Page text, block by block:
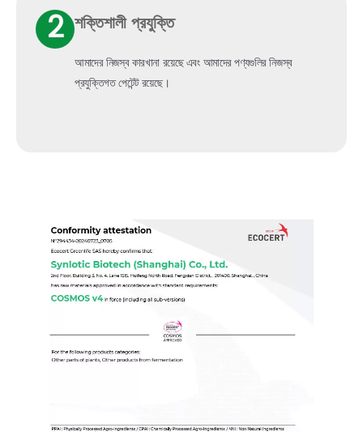
2 শক্তিশালী প্রযুক্তি
আমাদের নিজস্ব কারখানা রয়েছে এবং আমাদের পণ্যগুলির নিজস্ব
প্রযুক্তিগত পেটেন্ট রয়েছে।